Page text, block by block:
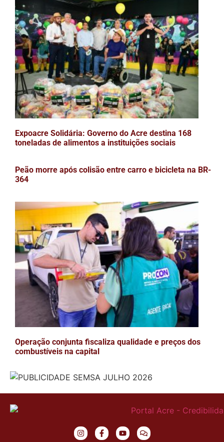
Expoacre Solidária: Governo do Acre destina 168
toneladas de alimentos a instituições sociais
Peão morre após colisão entre carro e bicicleta na BR-
364
Operação conjunta fiscaliza qualidade e preços dos
combustíveis na capital